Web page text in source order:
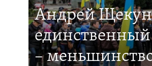
Андрей
–